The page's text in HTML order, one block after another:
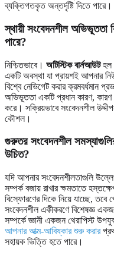
ব্যক্তিগতকৃত অন্তর্দৃষ্টি দিতে পারে।
স্থায়ী সংবেদনশীল অভিভূততা
পারে?
নিশ্চিতভাবে। অটিস্টিক বার্নআউটহল
একটি অবস্থা যা প্রায়শই আপনার
বিশ্বে নেভিগেট করার ক্রমবর্ধমান
অভিভূততা একটি প্রধান কারণ,
করে। সক্রিয়ভাবে সংবেদনশীল
কৌশল।
গুরুতর সংবেদনশীল
উচিত?
যদি আপনার সংবেদনশীলতাগুলি
সম্পর্ক বজায় রাখার ক্ষমতাতে
বিস্ফোরণের দিকে নিয়ে যাচ্ছে, তবে
সংবেদনশীল একীকরণে বিশেষজ্ঞ
সম্পর্কে জ্ঞানী একজন থেরাপিস্ট
আপনার আত্ম-আবিষ্কার শুরু করার
সহায়ক ভিত্তি হতে পারে।